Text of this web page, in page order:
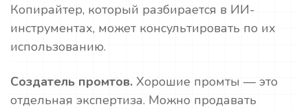
Копирайтер, который разбирается в ИИ-
инструментах, может консультировать по их
использованию.
Создатель промтов. Хорошие промты — это
отдельная экспертиза. Можно продавать